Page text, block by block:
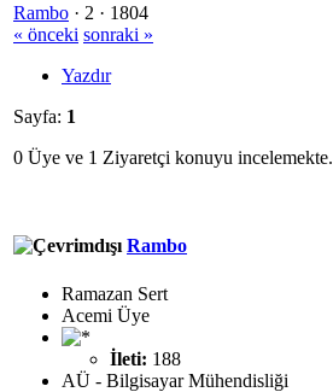
Rambo · 2 · 1804
« önceki sonraki »
Yazdır
Sayfa: 1
0 Üye ve 1 Ziyaretçi konuyu incelemekte.
Rambo
Ramazan Sert
Acemi Üye
İleti: 188
AÜ - Bilgisayar Mühendisliği